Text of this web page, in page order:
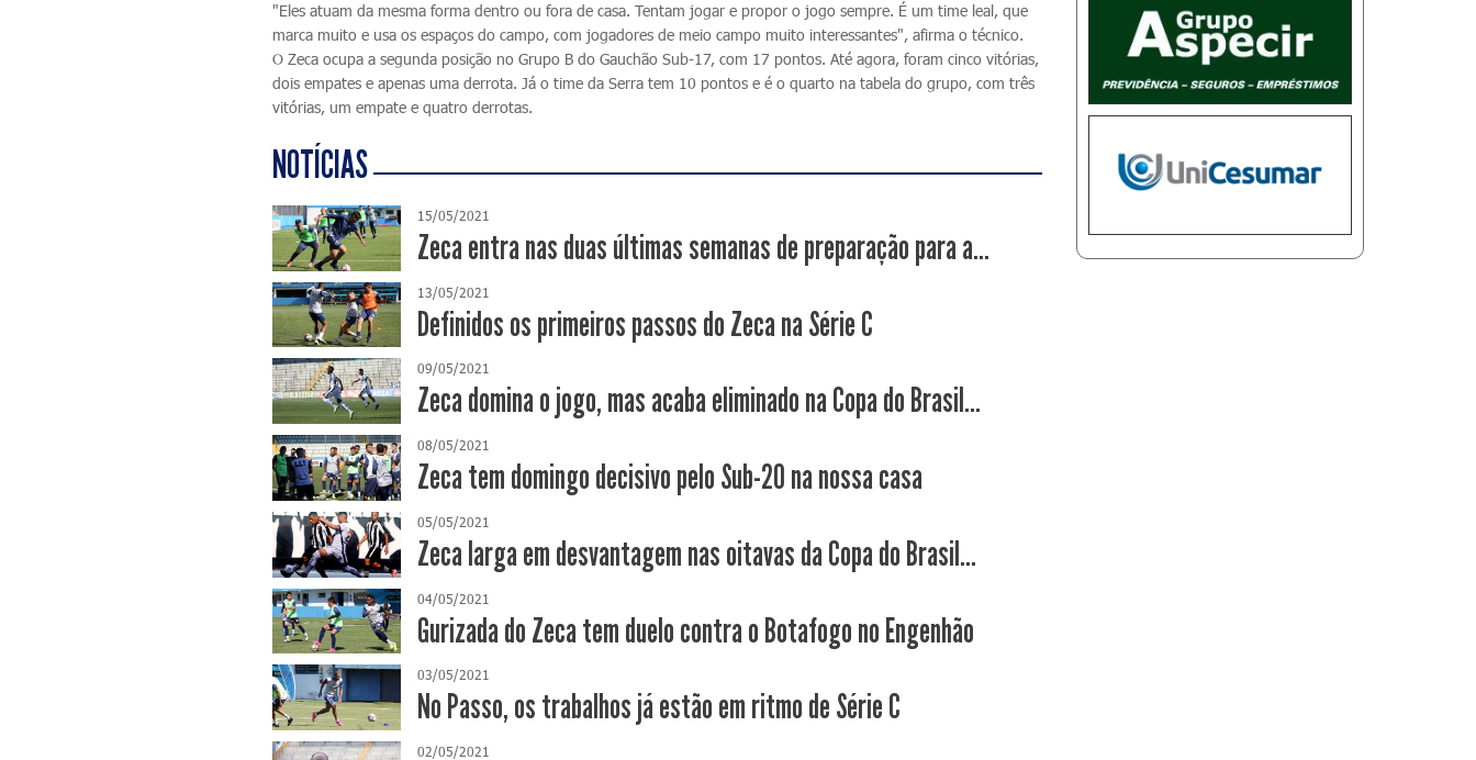
"Eles atuam da mesma forma dentro ou fora de casa. Tentam jogar e propor o jogo sempre. É um time leal, que
marca muito e usa os espaços do campo, com jogadores de meio campo muito interessantes", afirma o técnico.
O Zeca ocupa a segunda posição no Grupo B do Gauchão Sub-17, com 17 pontos. Até agora, foram cinco vitórias,
dois empates e apenas uma derrota. Já o time da Serra tem 10 pontos e é o quarto na tabela do grupo, com três
vitórias, um empate e quatro derrotas.
NOTÍCIAS
15/05/2021
Zeca entra nas duas últimas semanas de preparação para a...
13/05/2021
Definidos os primeiros passos do Zeca na Série C
09/05/2021
Zeca domina o jogo, mas acaba eliminado na Copa do Brasil...
08/05/2021
Zeca tem domingo decisivo pelo Sub-20 na nossa casa
05/05/2021
Zeca larga em desvantagem nas oitavas da Copa do Brasil...
04/05/2021
Gurizada do Zeca tem duelo contra o Botafogo no Engenhão
03/05/2021
No Passo, os trabalhos já estão em ritmo de Série C
02/05/2021